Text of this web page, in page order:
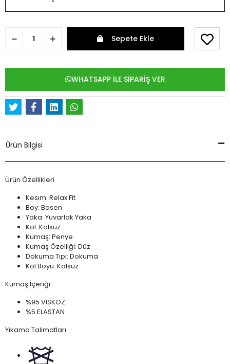
Sepete Ekle
WHATSAPP İLE SİPARİŞ VER
Ürün Bilgisi
Ürün Özellikleri
Kesım: Relax Fit
Boy: Basen
Yaka: Yuvarlak Yaka
Kol: Kolsuz
Kumaş: Penye
Kumaş Özelliği: Düz
Dokuma Tıpı: Dokuma
Kol Boyu: Kolsuz
Kumaş İçeriği
%95 VISKOZ
%5 ELASTAN
Yıkama Talimatları